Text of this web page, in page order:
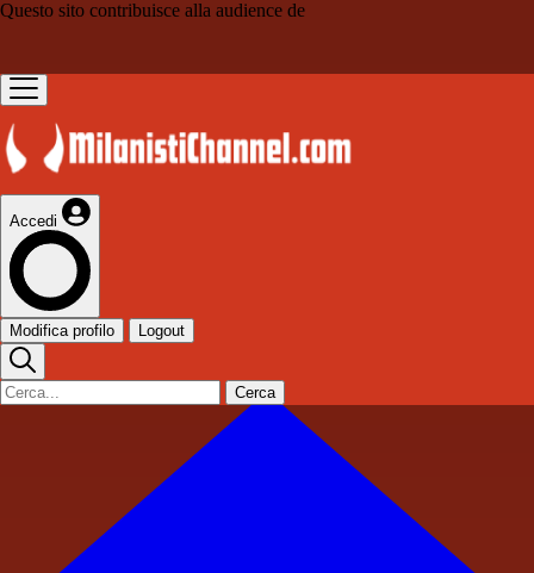
Questo sito contribuisce alla audience de
Accedi
Modifica profilo Logout
Cerca